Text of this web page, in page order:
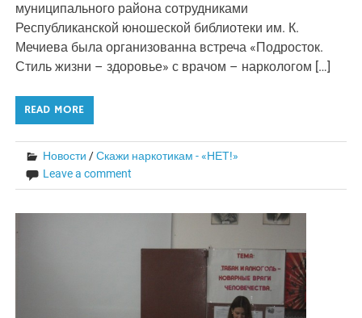
муниципального района сотрудниками
Республиканской юношеской библиотеки им. К.
Мечиева была организованна встреча «Подросток.
Стиль жизни – здоровье» с врачом – наркологом […]
READ MORE
Новости /Скажи наркотикам - «НЕТ!»
Leave a comment